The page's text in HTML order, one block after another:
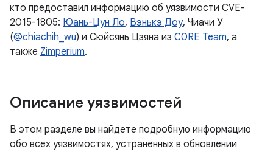
кто предоставил информацию об уязвимости CVE-
2015-1805: Юань-Цун Ло, Вэнькэ Доу, Чиачи У
(@chiachih_wu) и Сюйсянь Цзяна из C0RE Team, а
также Zimperium.
Описание уязвимостей
В этом разделе вы найдете подробную информацию
обо всех уязвимостях, устраненных в обновлении